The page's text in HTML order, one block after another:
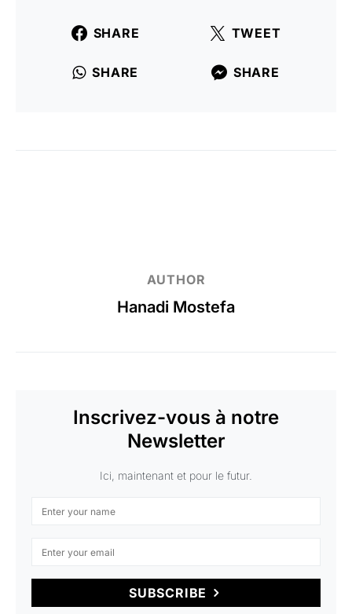
SHARE TWEET
SHARE SHARE
AUTHOR
Hanadi Mostefa
Inscrivez-vous à notre
Newsletter
Ici, maintenant et pour le futur.
SUBSCRIBE